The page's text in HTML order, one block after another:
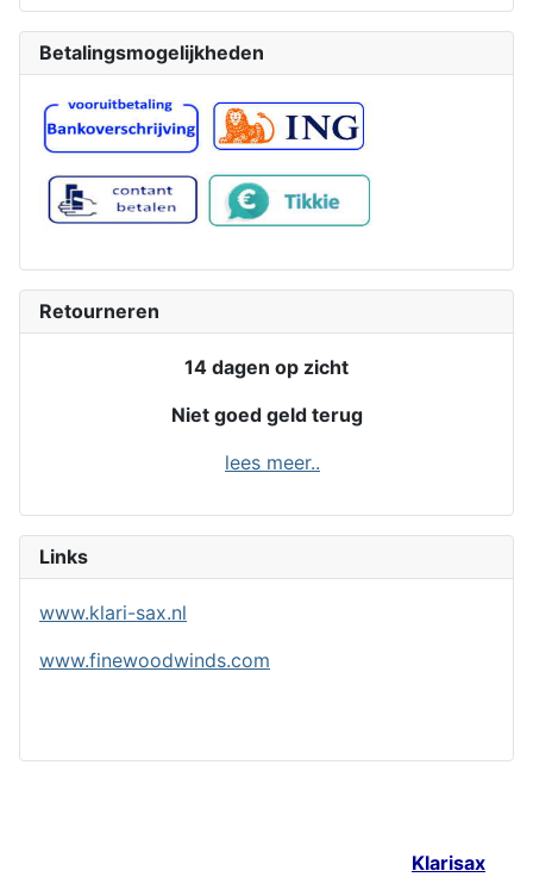
Betalingsmogelijkheden
Retourneren
14 dagen op zicht
Niet goed geld terug
lees meer..
Links
www.klari-sax.nl
www.finewoodwinds.com
Klarisax